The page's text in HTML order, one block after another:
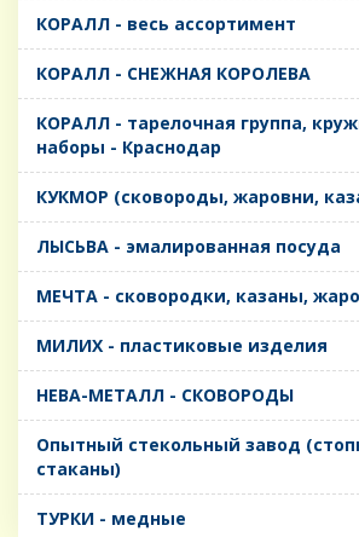
КОРАЛЛ - весь ассортимент
КОРАЛЛ - СНЕЖНАЯ КОРОЛЕВА
КОРАЛЛ - тарелочная группа,
наборы - Краснодар
КУКМОР (сковороды, жаровни,
ЛЫСЬВА - эмалированная посуда
МЕЧТА - сковородки, казаны,
МИЛИХ - пластиковые изделия
НЕВА-МЕТАЛЛ - СКОВОРОДЫ
Опытный стекольный завод
стаканы)
ТУРКИ - медные